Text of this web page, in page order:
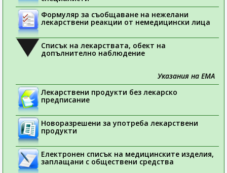
Формуляр за съобщаване на нежелани
лекарствени реакции от немедицински лица
Списък на лекарствата, обект на
допълнително наблюдение
Указания на ЕМА
Лекарствени продукти без лекарско
предписание
Новоразрешени за употреба лекарствени
продукти
Електронен списък на медицинските изделия,
заплащани с обществени средства